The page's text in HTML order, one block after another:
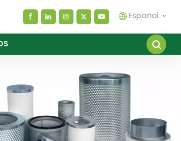
Español
español
العربية
русский